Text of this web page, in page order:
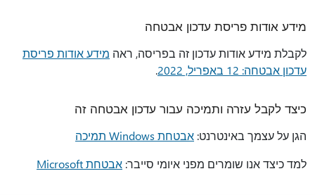
מידע אודות פריסת עדכון אבטחה
לקבלת מידע אודות עדכון זה בפריסה, ראה מידע אודות פריסת
עדכון אבטחה: 12 באפריל, 2022
.
כיצד לקבל עזרה ותמיכה עבור עדכון אבטחה זה
הגן על עצמך באינטרנט: אבטחת Windows תמיכה
למד כיצד אנו שומרים מפני איומי סייבר: אבטחת Microsoft